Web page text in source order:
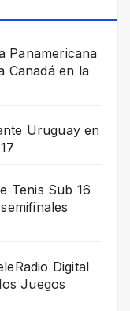
Panamericana
Canadá en la
Uruguay en
Tenis Sub 16
Digital
Juegos